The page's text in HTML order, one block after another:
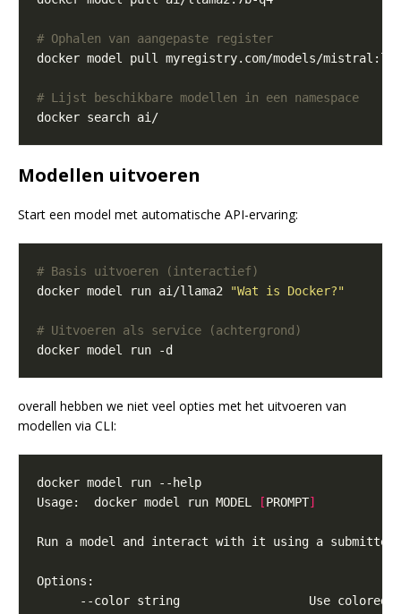
# Ophalen van aangepaste register
# Lijst beschikbare modellen in een namespace
Modellen uitvoeren
Start een model met automatische API-ervaring:
# Basis uitvoeren (interactief)
docker model run ai/llama2
"Wat is Docker?"
# Uitvoeren als service (achtergrond)
overall hebben we niet veel opties met het uitvoeren van
modellen via CLI:
Usage:  docker model run MODEL
[PROMPT]
--color string                  Use colored